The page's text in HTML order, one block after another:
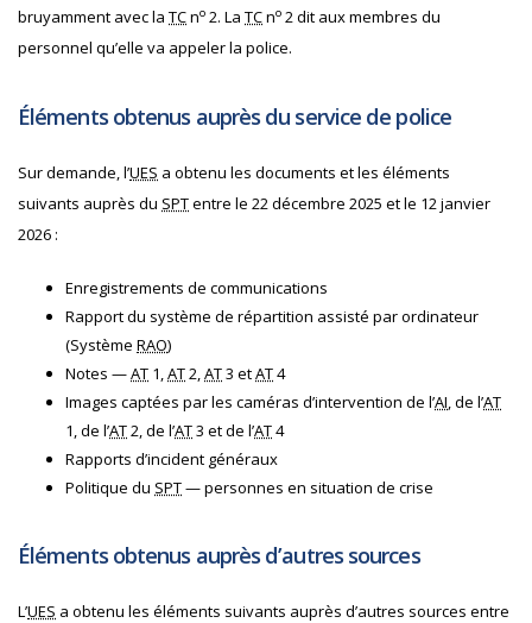
bruyamment avec la TCno 2. La TCno 2 dit aux membres du
personnel qu’elle va appeler la police.
Éléments obtenus auprès du service de police
Sur demande, l’UES a obtenu les documents et les éléments
suivants auprès du SPTentre le 22 décembre 2025 et le 12 janvier
2026 :
Enregistrements de communications
Rapport du système de répartition assisté par ordinateur
(Système RAO)
Notes —AT 1,AT2,AT3 etAT4
Images captées par les caméras d’intervention de l’AI, de l’AT
1, de l’AT2, de l’AT3 et de l’AT4
Rapports d’incident généraux
Politique du SPT— personnes en situation de crise
Éléments obtenus auprès d’autres sources
L’UES a obtenu les éléments suivants auprès d’autres sources entre